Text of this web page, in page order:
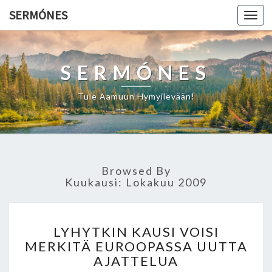
SERMÓNES
SERMÓNES
Tule Aamuun Hymyilevään!
Browsed By
Kuukausi: Lokakuu 2009
Y
H
Y
LYHYTKIN KAUSI VOISI
MERKITÄ EUROOPASSA UUTTA
AJATTELUA